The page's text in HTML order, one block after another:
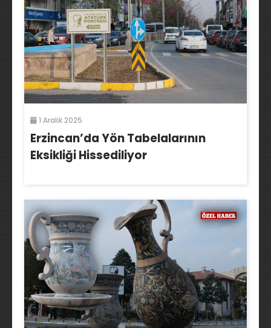
1 Aralık 2025
Erzincan’da Yön Tabelalarının
Eksikliği Hissediliyor